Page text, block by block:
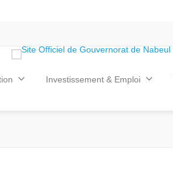
Investissement & Emploi